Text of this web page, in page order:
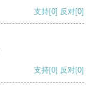
支持[0] 反对[0]
支持[0] 反对[0]